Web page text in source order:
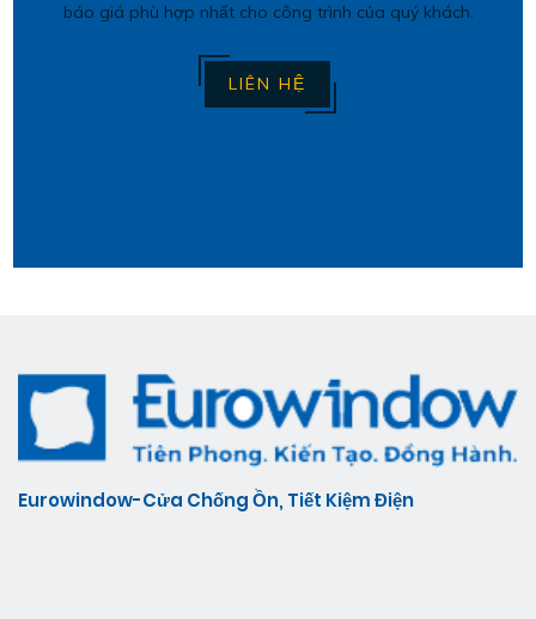
báo giá phù hợp nhất cho công trình của quý khách.
LIÊN HỆ
Eurowindow-Cửa Chống Ồn, Tiết Kiệm Điện